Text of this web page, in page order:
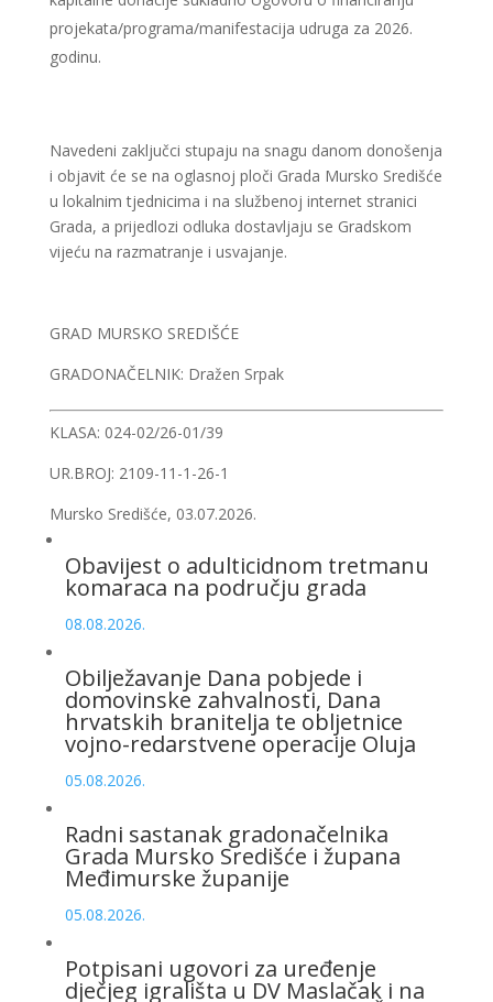
projekata/programa/manifestacija udruga za 2026.
godinu.
Navedeni zaključci stupaju na snagu danom donošenja
i objavit će se na oglasnoj ploči Grada Mursko Središće
u lokalnim tjednicima i na službenoj internet stranici
Grada, a prijedlozi odluka dostavljaju se Gradskom
vijeću na razmatranje i usvajanje.
GRAD MURSKO SREDIŠĆE
GRADONAČELNIK: Dražen Srpak
KLASA: 024-02/26-01/39
UR.BROJ: 2109-11-1-26-1
Mursko Središće, 03.07.2026.
Obavijest o adulticidnom tretmanu
komaraca na području grada
08.08.2026.
Obilježavanje Dana pobjede i
domovinske zahvalnosti, Dana
hrvatskih branitelja te obljetnice
vojno-redarstvene operacije Oluja
05.08.2026.
Radni sastanak gradonačelnika
Grada Mursko Središće i župana
Međimurske županije
05.08.2026.
Potpisani ugovori za uređenje
dječjeg igrališta u DV Maslačak i na